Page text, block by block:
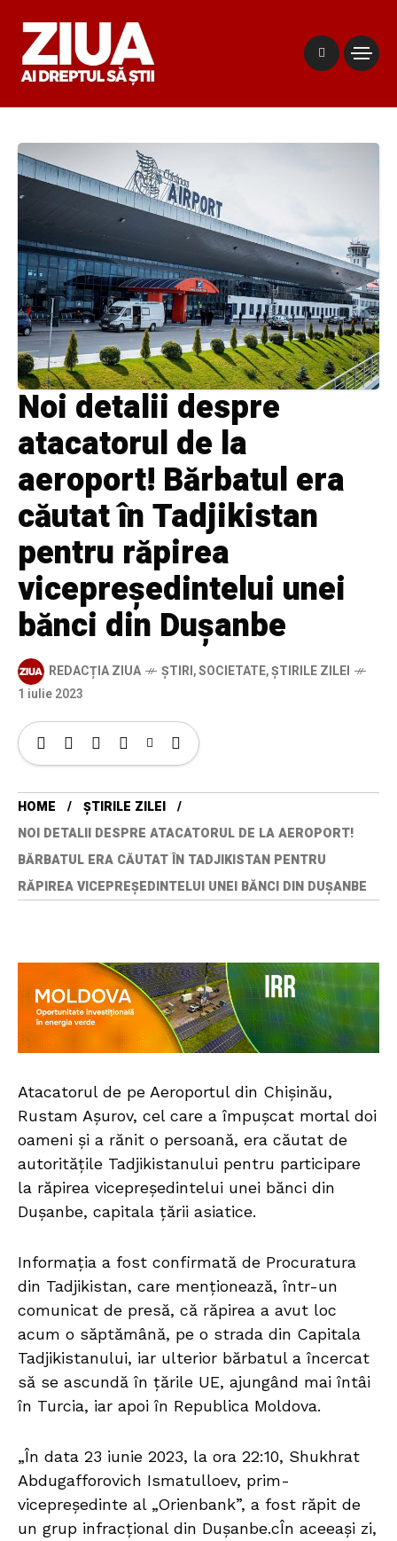
Noi detalii despre
atacatorul de la
aeroport! Bărbatul era
căutat în Tadjikistan
pentru răpirea
vicepreședintelui unei
bănci din Dușanbe
REDACȚIA ZIUA ȘTIRI,SOCIETATE,ȘTIRILE ZILEI
1 iulie 2023
HOME
ȘTIRILE ZILEI
NOI DETALII DESPRE ATACATORUL DE LA AEROPORT!
BĂRBATUL ERA CĂUTAT ÎN TADJIKISTAN PENTRU
RĂPIREA VICEPREȘEDINTELUI UNEI BĂNCI DIN DUȘANBE
Atacatorul de pe Aeroportul din Chișinău,
Rustam Așurov, cel care a împușcat mortal doi
oameni și a rănit o persoană, era căutat de
autoritățile Tadjikistanului pentru participare
la răpirea vicepreședintelui unei bănci din
Dușanbe, capitala țării asiatice.
Informația a fost confirmată de Procuratura
din Tadjikistan, care menționează, într-un
comunicat de presă, că răpirea a avut loc
acum o săptămână, pe o strada din Capitala
Tadjikistanului, iar ulterior bărbatul a încercat
să se ascundă în țările UE, ajungând mai întâi
în Turcia, iar apoi în Republica Moldova.
„În data 23 iunie 2023, la ora 22:10, Shukhrat
Abdugafforovich Ismatulloev, prim-
vicepreședinte al „Orienbank”, a fost răpit de
un grup infracțional din Dușanbe.cÎn aceeași zi,